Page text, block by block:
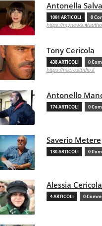
Antonella
1091 ARTICOLI 0
https://mynews.it/
Tony Cericola
438 ARTICOLI 0
https://microstudio.it
Antonello
174 ARTICOLI 0
Saverio Metere
130 ARTICOLI 0
Alessia Cericola
4 ARTICOLI 0